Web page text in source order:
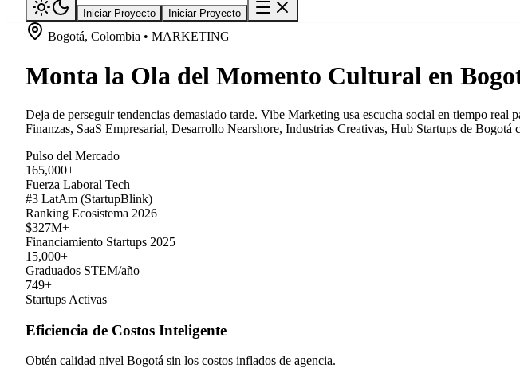
Iniciar Proyecto Iniciar Proyecto
Bogotá, Colombia • MARKETING
Monta la Ola del Momento Cultural en
Deja de perseguir tendencias demasiado tarde. Vibe Marketing usa escucha social en tiempo
Finanzas, SaaS Empresarial, Desarrollo Nearshore, Industrias Creativas, Hub Startups de
Pulso del Mercado
165,000+
Fuerza Laboral Tech
#3 LatAm (StartupBlink)
Ranking Ecosistema 2026
$327M+
Financiamiento Startups 2025
15,000+
Graduados STEM/año
749+
Startups Activas
Eficiencia de Costos Inteligente
Obtén calidad nivel Bogotá sin los costos inflados de agencia.